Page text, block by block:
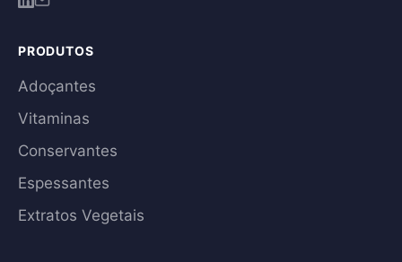
PRODUTOS
Adoçantes
Vitaminas
Conservantes
Espessantes
Extratos Vegetais